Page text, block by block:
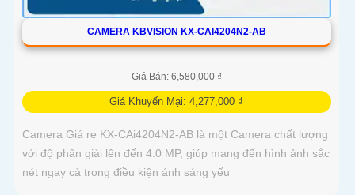
CAMERA KBVISION KX-CAI4204N2-AB
Giá Bán: 6,580,000 ₫
Giá Khuyến Mại: 4,277,000 ₫
Camera Giá re KX-CAi4204N2-AB là một Camera chất lượng
với độ phân giải lên đến 4.0 MP, giúp mang đến hình ảnh sắc
nét ngay cả trong điều kiện ánh sáng yếu